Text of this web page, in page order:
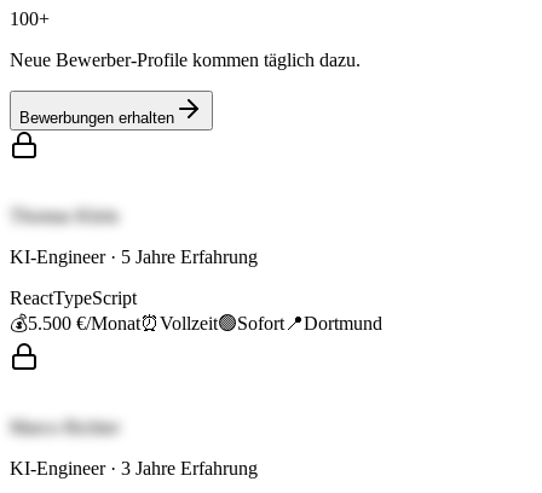
100+
Neue Bewerber-Profile kommen täglich dazu.
Bewerbungen erhalten
Thomas Klein
KI-Engineer· 5 Jahre Erfahrung
ReactTypeScript
💰5.500 €/Monat⏰Vollzeit🟢Sofort 📍Dortmund
Marco Richter
KI-Engineer· 3 Jahre Erfahrung